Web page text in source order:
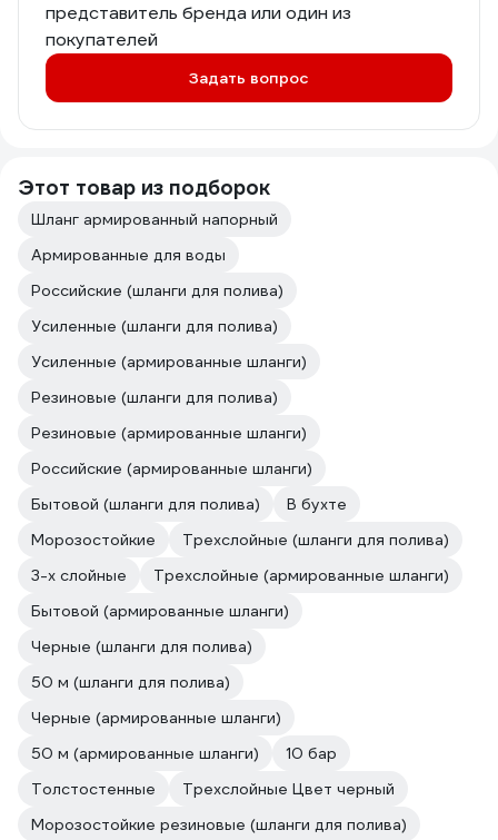
представитель бренда или один из
покупателей
Задать вопрос
Этот товар из подборок
Шланг армированный напорный
Армированные для воды
Российские (шланги для полива)
Усиленные (шланги для полива)
Усиленные (армированные шланги)
Резиновые (шланги для полива)
Резиновые (армированные шланги)
Российские (армированные шланги)
Бытовой (шланги для полива)
В бухте
Морозостойкие
Трехслойные (шланги для полива)
3-х слойные
Трехслойные (армированные шланги)
Бытовой (армированные шланги)
Черные (шланги для полива)
50 м (шланги для полива)
Черные (армированные шланги)
50 м (армированные шланги)
10 бар
Толстостенные
Трехслойные Цвет черный
Морозостойкие резиновые (шланги для полива)